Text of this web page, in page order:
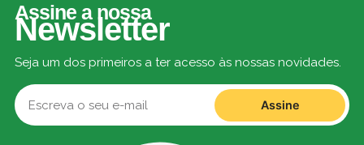
Assine a nossa
Newsletter
Seja um dos primeiros a ter acesso às nossas novidades.
Assine